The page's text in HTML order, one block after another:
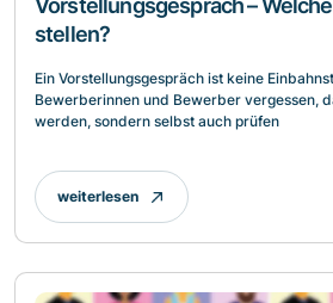
Vorstellungsgespräch –
stellen?
Ein Vorstellungsgespräch ist keine
Bewerberinnen und Bewerber vergessen,
werden, sondern selbst auch prüfen
weiterlesen